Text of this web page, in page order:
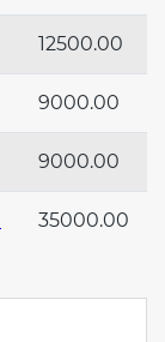
12500.00
9000.00
9000.00
35000.00